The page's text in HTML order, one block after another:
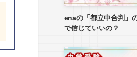
enaの「都立中合判」
で信じていいの？